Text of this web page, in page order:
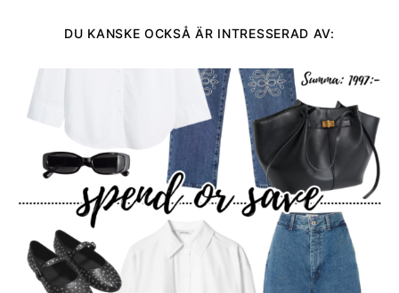
DU KANSKE OCKSÅ ÄR INTRESSERAD AV: